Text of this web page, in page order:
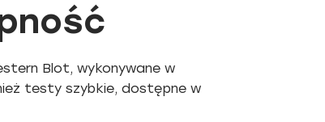
Blot, wykonywane w
testy szybkie, dostępne w